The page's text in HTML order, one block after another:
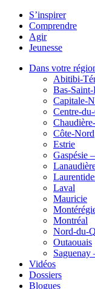
S’inspirer
Comprendre
Agir
Jeunesse
Dans votre
Abitibi-
Bas-
Capitale-
Centre-
Côte-Nord
Estrie
Gaspésie
Laval
Mauricie
Montréal
Nord-du-
Outaouais
Saguenay
Vidéos
Dossiers
Blogues